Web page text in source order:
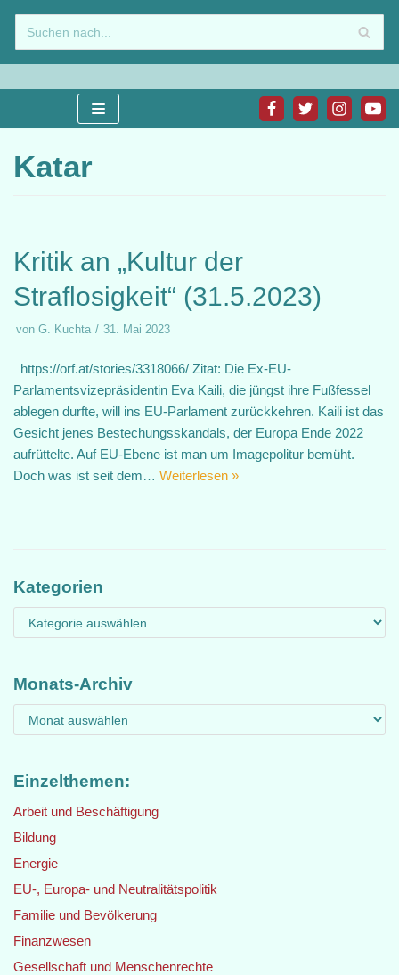
Zum
Inhalt
springen
Katar
Kritik an „Kultur der
Straflosigkeit“ (31.5.2023)
von G. Kuchta 31. Mai 2023
https://orf.at/stories/3318066/ Zitat: Die Ex-EU-
Parlamentsvizepräsidentin Eva Kaili, die jüngst ihre Fußfessel
ablegen durfte, will ins EU-Parlament zurückkehren. Kaili ist das
Gesicht jenes Bestechungsskandals, der Europa Ende 2022
aufrüttelte. Auf EU-Ebene ist man um Imagepolitur bemüht.
Doch was ist seit dem… Weiterlesen »
Kategorien
Monats-Archiv
Einzelthemen:
Arbeit und Beschäftigung
Bildung
Energie
EU-, Europa- und Neutralitätspolitik
Familie und Bevölkerung
Finanzwesen
Gesellschaft und Menschenrechte